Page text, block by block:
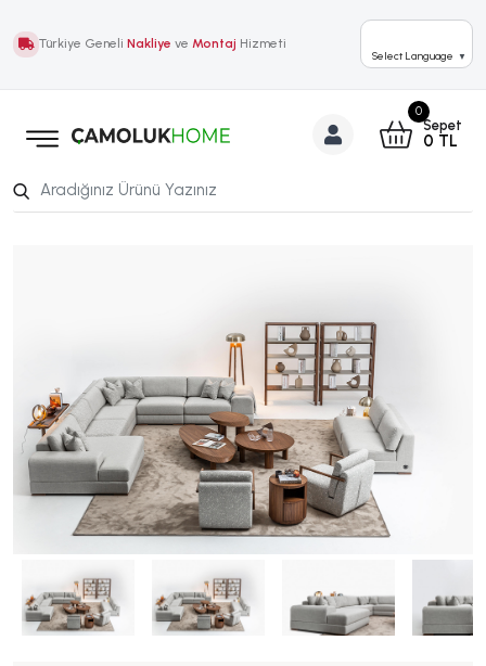
Türkiye Geneli Nakliye ve Montaj Hizmeti
Select Language ▼
0
Sepet
0 TL